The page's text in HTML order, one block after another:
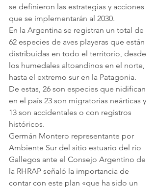
se definieron las estrategias y acciones
que se implementarán al 2030.
En la Argentina se registran un total de
62 especies de aves playeras que están
distribuidas en todo el territorio, desde
los humedales altoandinos en el norte,
hasta el extremo sur en la Patagonia.
De estas, 26 son especies que nidifican
en el país 23 son migratorias neárticas y
13 son accidentales o con registros
históricos.
Germán Montero representante por
Ambiente Sur del sitio estuario del río
Gallegos ante el Consejo Argentino de
la RHRAP señaló la importancia de
contar con este plan «que ha sido un